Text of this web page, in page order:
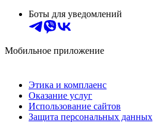
Боты для уведомлений
Мобильное приложение
Этика и комплаенс
Оказание услуг
Использование сайтов
Защита персональных данных